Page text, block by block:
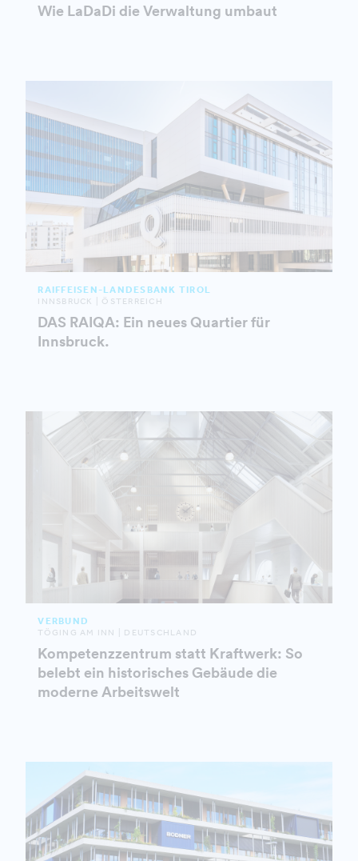
Wie LaDaDi die Verwaltung umbaut
RAIFFEISEN-LANDESBANK TIROL
INNSBRUCK | ÖSTERREICH
DAS RAIQA: Ein neues Quartier für
Innsbruck.
VERBUND
TÖGING AM INN | DEUTSCHLAND
Kompetenzzentrum statt Kraftwerk: So
belebt ein historisches Gebäude die
moderne Arbeitswelt